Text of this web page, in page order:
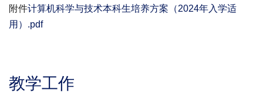
附件计算机科学与技术本科生培养方案（2024年入学适
用）.pdf
教学工作